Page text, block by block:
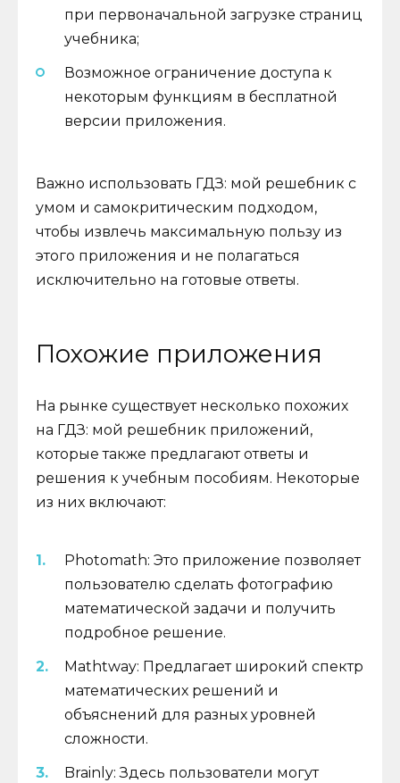
при первоначальной загрузке страниц
учебника;
Возможное ограничение доступа к
некоторым функциям в бесплатной
версии приложения.
Важно использовать ГДЗ: мой решебник с
умом и самокритическим подходом,
чтобы извлечь максимальную пользу из
этого приложения и не полагаться
исключительно на готовые ответы.
Похожие приложения
На рынке существует несколько похожих
на ГДЗ: мой решебник приложений,
которые также предлагают ответы и
решения к учебным пособиям. Некоторые
из них включают:
Photomath: Это приложение позволяет
пользователю сделать фотографию
математической задачи и получить
подробное решение.
Mathtway: Предлагает широкий спектр
математических решений и
объяснений для разных уровней
сложности.
Brainly: Здесь пользователи могут